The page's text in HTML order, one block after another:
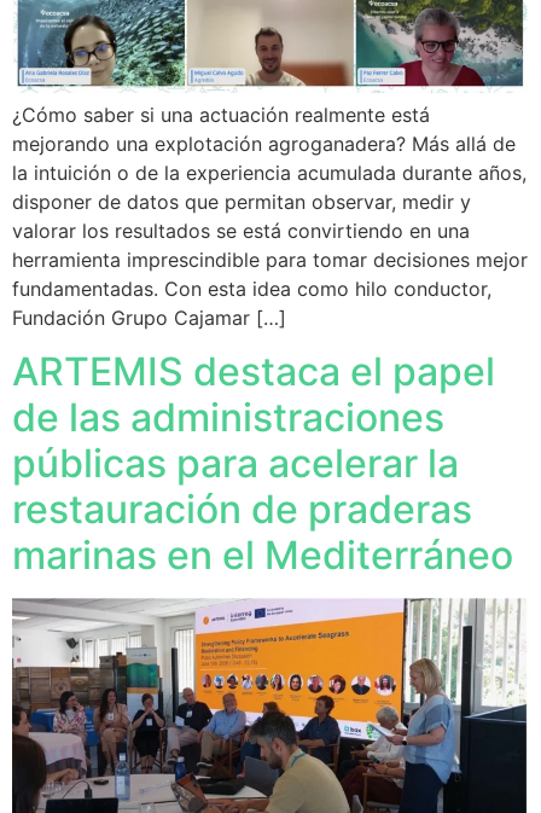
¿Cómo saber si una actuación realmente está
mejorando una explotación agroganadera? Más allá de
la intuición o de la experiencia acumulada durante años,
disponer de datos que permitan observar, medir y
valorar los resultados se está convirtiendo en una
herramienta imprescindible para tomar decisiones mejor
fundamentadas. Con esta idea como hilo conductor,
Fundación Grupo Cajamar […]
ARTEMIS destaca el papel
de las administraciones
públicas para acelerar la
restauración de praderas
marinas en el Mediterráneo